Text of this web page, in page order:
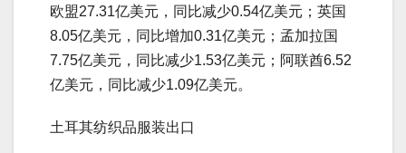
欧盟27.31亿美元，同比减少0.54亿美元；英国
8.05亿美元，同比增加0.31亿美元；孟加拉国
7.75亿美元，同比减少1.53亿美元；阿联酋6.52
亿美元，同比减少1.09亿美元。
土耳其纺织品服装出口